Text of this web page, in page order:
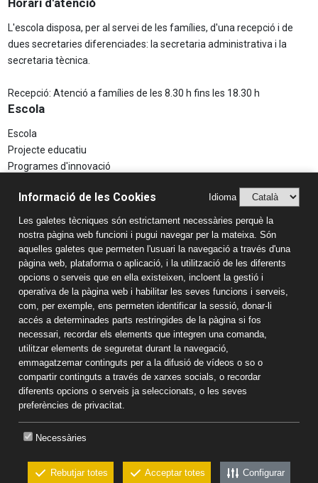
Horari d'atenció
L'escola disposa, per al servei de les famílies, d'una recepció i de
dues secretaries diferenciades: la secretaria administrativa i la
secretaria tècnica.
Recepció: Atenció a famílies de les 8.30 h fins les 18.30 h
Escola
Escola
Projecte educatiu
Programes d'innovació
Aspectes Legals
Avís Legal
Política de Privacitat
Sistema Intern d’Informació (SIIF)
Estudis
Llar d'infants
Educació Infantil
Educació Primària
Educació Secundària
Batxillerat
Informació de contacte
Col·legi Sant Pau Apòstol
Passeig Torroja s/n 43007 Tarragona
Correu electrònic:
Informació de les Cookies Idioma
Les galetes tècniques són estrictament necessàries perquè la
nostra pàgina web funcioni i pugui navegar per la mateixa. Són
aquelles galetes que permeten l'usuari la navegació a través d'una
pàgina web, plataforma o aplicació, i la utilització de les diferents
opcions o serveis que en ella existeixen, incloent la gestió i
operativa de la pàgina web i habilitar les seves funcions i serveis,
com, per exemple, ens permeten identificar la sessió, donar-li
accés a determinades parts restringides de la pàgina si fos
necessari, recordar els elements que integren una comanda,
utilitzar elements de seguretat durant la navegació,
emmagatzemar continguts per a la difusió de vídeos o so o
compartir continguts a través de xarxes socials, o recordar
diferents opcions o serveis ja seleccionats, o les seves
preferències de privacitat.
Necessàries
Rebutjar totes Acceptar totes Configurar